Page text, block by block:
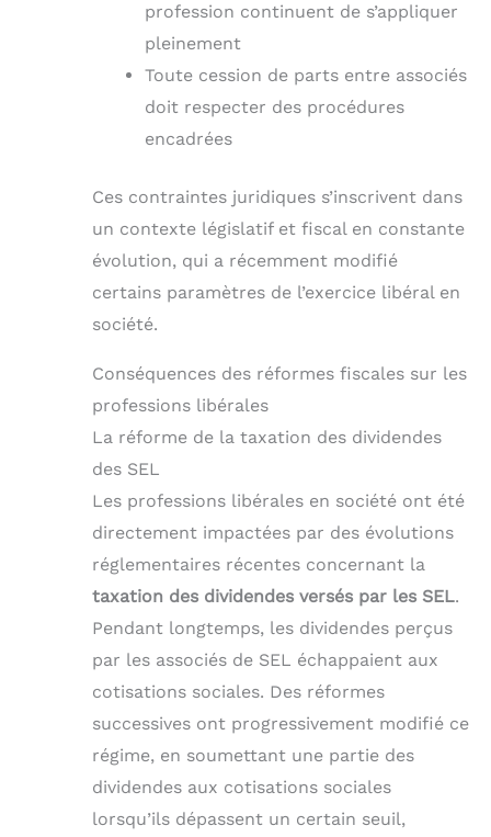
profession continuent de s’appliquer
pleinement
Toute cession de parts entre associés
doit respecter des procédures
encadrées
Ces contraintes juridiques s’inscrivent dans
un contexte législatif et fiscal en constante
évolution, qui a récemment modifié
certains paramètres de l’exercice libéral en
société.
Conséquences des réformes fiscales sur les
professions libérales
La réforme de la taxation des dividendes
des SEL
Les professions libérales en société ont été
directement impactées par des évolutions
réglementaires récentes concernant la
taxation des dividendes versés par les SEL.
Pendant longtemps, les dividendes perçus
par les associés de SEL échappaient aux
cotisations sociales. Des réformes
successives ont progressivement modifié ce
régime, en soumettant une partie des
dividendes aux cotisations sociales
lorsqu’ils dépassent un certain seuil,